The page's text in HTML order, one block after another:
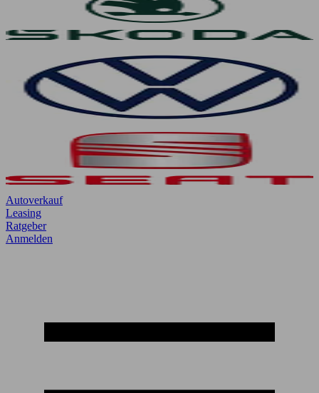
Autoverkauf
Leasing
Ratgeber
Anmelden